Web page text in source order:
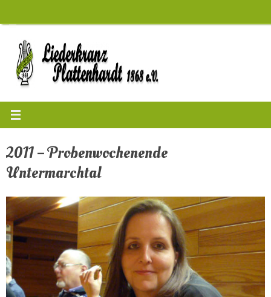
Inhalt
springen
2011 – Probenwochenende
Untermarchtal